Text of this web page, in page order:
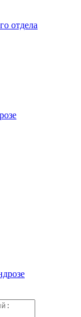
отдела